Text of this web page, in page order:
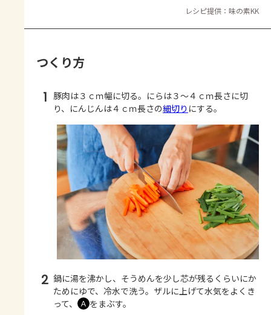
レシピ提供：味の素KK
つくり方
1 豚肉は３ｃｍ幅に切る。にらは３～４ｃｍ長さに切
り、にんじんは４ｃｍ長さの細切り にする。
2 鍋に湯を沸かし、そうめんを少し芯が残るくらいにか
ためにゆで、冷水で洗う。ザルに上げて水気をよくき
って、
Ａ をまぶす。